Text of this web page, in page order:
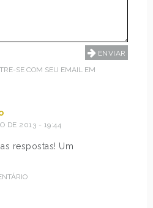
SE COM SEU EMAIL EM
DE 2013 - 19:44
respostas! Um